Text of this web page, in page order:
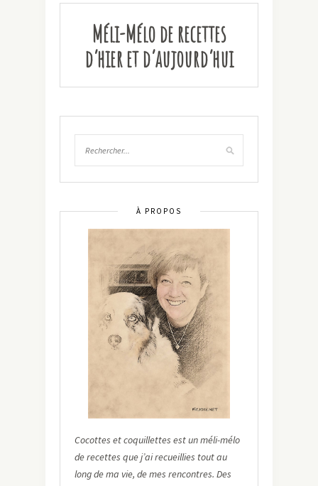
Méli-Mélo de recettes
d’hier et d’aujourd’hui
À PROPOS
Cocottes et coquillettes est un méli-mélo
de recettes que j’ai recueillies tout au
long de ma vie, de mes rencontres. Des